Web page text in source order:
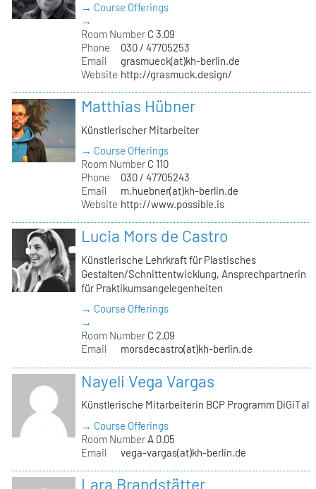
→ Course Offerings
→
Room Number C 3.09
Phone
030 / 47705253
Email
grasmueck(at)kh-berlin.de
Website http://grasmuck.design/
Matthias Hübner
Künstlerischer Mitarbeiter
→ Course Offerings
Room Number C 110
Phone
030 / 47705243
Email
m.huebner(at)kh-berlin.de
Website http://www.possible.is
Lucia Mors de Castro
Künstlerische Lehrkraft für Plastisches
Gestalten/Schnittentwicklung, Ansprechpartnerin
für Praktikumsangelegenheiten
→ Course Offerings
→
Room Number C 2.09
Email
morsdecastro(at)kh-berlin.de
Nayeli Vega Vargas
Künstlerische Mitarbeiterin BCP Programm DiGiTal
→ Course Offerings
Room Number A 0.05
Email
vega-vargas(at)kh-berlin.de
Lara Brandstätter